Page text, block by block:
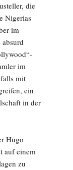
die
Nigerias
im
im
mit
ein
in der
Hugo
auf einem
zu